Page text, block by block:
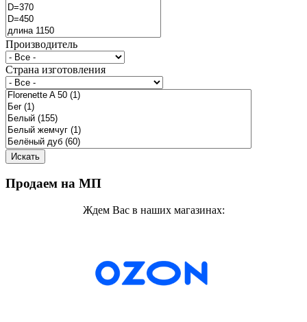
Производитель
Страна изготовления
Продаем на МП
Ждем Вас в наших магазинах: